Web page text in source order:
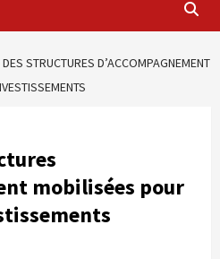
STRUCTURES D’ACCOMPAGNEMENT
mobilisées pour